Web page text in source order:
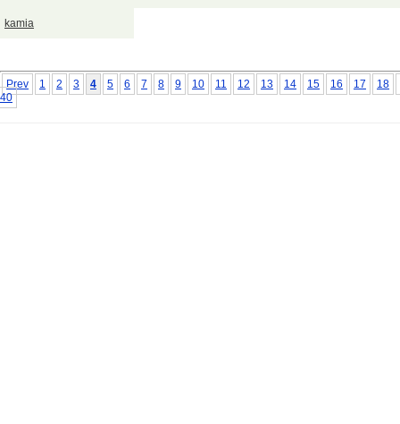
kamia
Prev 1 2 3 4 5 6 7 8 9 10 11 12 13 14 15 16 17
18
40